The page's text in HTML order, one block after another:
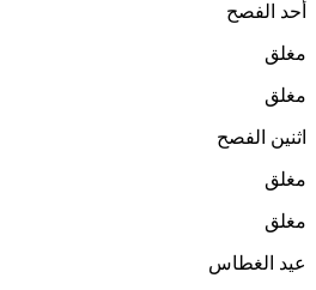
أحد الفصح
مغلق
مغلق
اثنين الفصح
مغلق
مغلق
عيد الغطاس